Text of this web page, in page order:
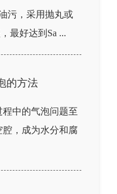
污，采用抛丸或
最好达到Sa ...
的方法
中的气泡问题至
，成为水分和腐